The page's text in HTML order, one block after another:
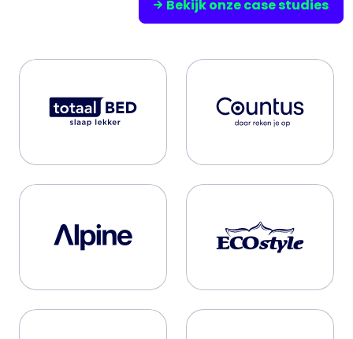
Bekijk onze case studies